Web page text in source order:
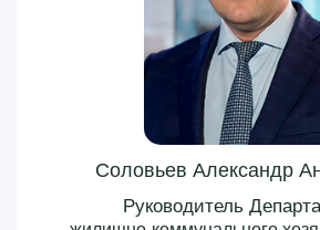
Соловьев Александр
Руководитель